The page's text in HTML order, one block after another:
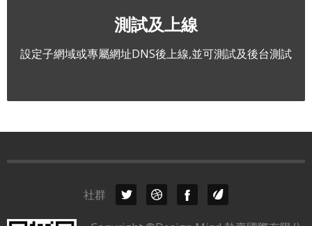
測試及上線
設定子網域或專屬網址DNS後上線,並可測試及後台測試
社群